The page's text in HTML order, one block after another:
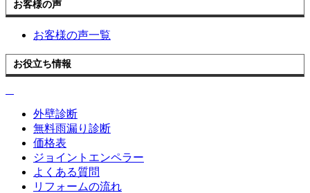
お客様の声
お客様の声一覧
お役立ち情報
外壁診断
無料雨漏り診断
価格表
ジョイントエンペラー
よくある質問
リフォームの流れ